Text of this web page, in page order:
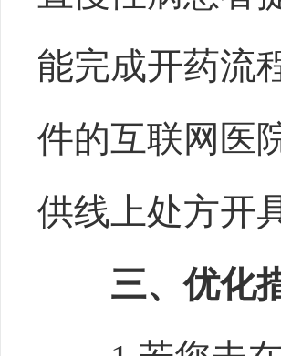
能完成开药流
件的互联网医
供线上处方开
三、优化